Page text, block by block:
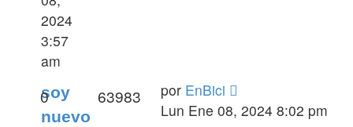
2024
3:57
am
soy
nuevo
0 63983 por EnBici
Lun Ene 08, 2024 8:02 pm